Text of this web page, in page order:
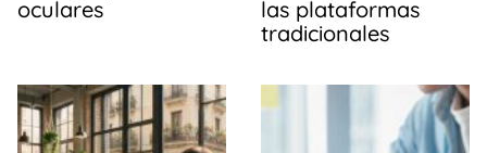
oculares
las plataformas
tradicionales